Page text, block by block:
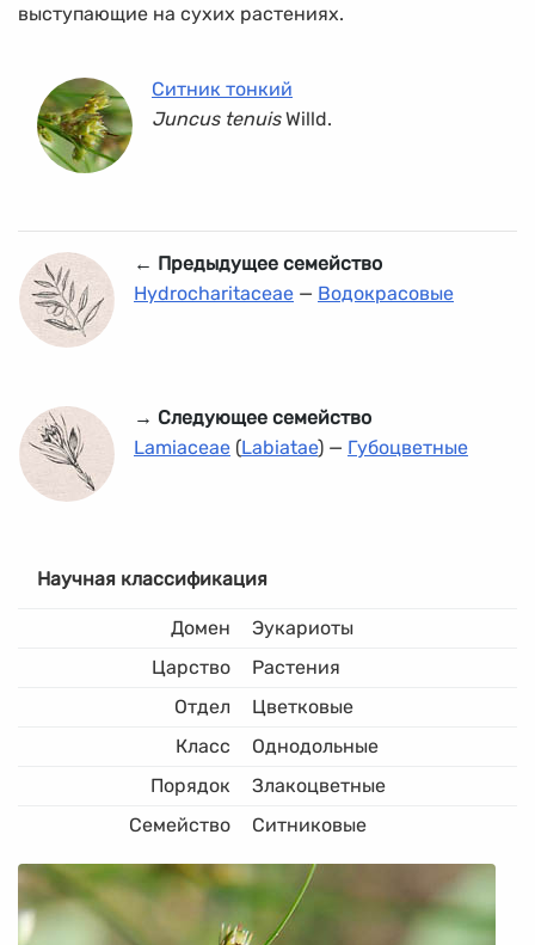
выступающие на сухих растениях.
Ситник тонкий
Juncus tenuisWilld.
← Предыдущее семейство
Hydrocharitaceae — Водокрасовые
→ Следующее семейство
Lamiaceae (Labiatae) — Губоцветные
Научная классификация
Домен
Эукариоты
Царство
Растения
Отдел
Цветковые
Класс
Однодольные
Порядок
Злакоцветные
Семейство
Ситниковые